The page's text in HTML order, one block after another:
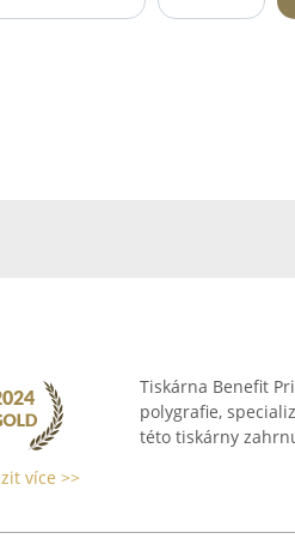
více >>
Tiskárna Benefit
polygrafie,
této tiskárny